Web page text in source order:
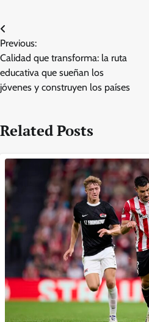
Post
navigation
Previous:
Calidad que transforma: la ruta
educativa que sueñan los
jóvenes y construyen los países
Related Posts